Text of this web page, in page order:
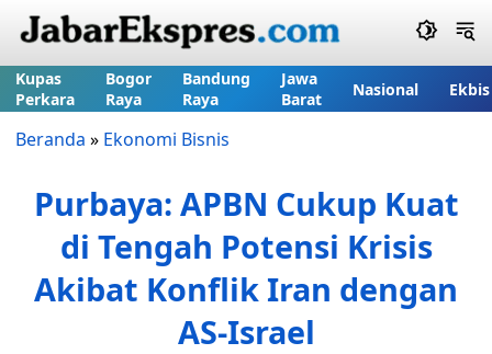
Kupas
Perkara
Bogor
Raya
Bandung
Raya
Jawa
Barat
Nasional Ekbis
Beranda » Ekonomi Bisnis
Purbaya: APBN Cukup Kuat
di Tengah Potensi Krisis
Akibat Konflik Iran dengan
AS-Israel